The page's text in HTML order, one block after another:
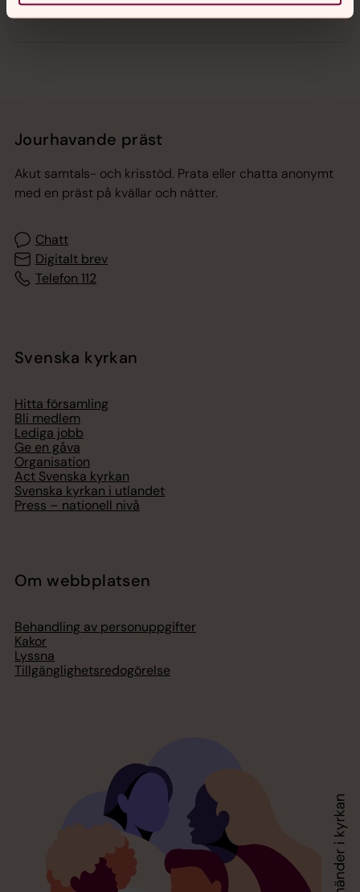
Sociala kanaler
Jourhavande präst
Akut samtals- och krisstöd. Prata eller chatta anonymt
med en präst på kvällar och nätter.
Chatt
Digitalt brev
Telefon 112
Svenska kyrkan
Hitta församling
Bli medlem
Lediga jobb
Ge en gåva
Organisation
Act Svenska kyrkan
Svenska kyrkan i utlandet
Press – nationell nivå
Om webbplatsen
Behandling av personuppgifter
Kakor
Lyssna
Tillgänglighetsredogörelse